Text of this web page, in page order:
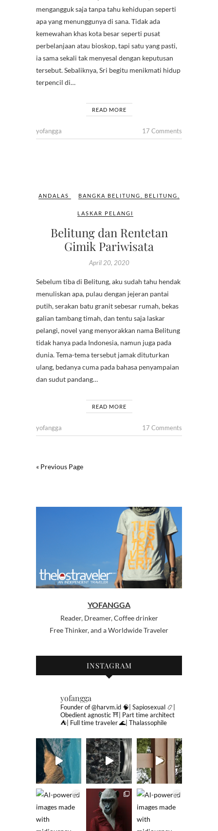
mengangguk saja tanpa tahu kehidupan seperti
apa yang menunggunya di sana. Tidak ada
kemewahan khas kota besar seperti pusat
perbelanjaan atau bioskop, tapi satu yang pasti,
ia sama sekali tak menyesal dengan keputusan
tersebut. Sebaliknya, Sri begitu menikmati hidup
terpencil di…
READ MORE
yofangga 17 Comments
ANDALAS BANGKA BELITUNG BELITUNG
LASKAR PELANGI
Belitung dan Rentetan
Gimik Pariwisata
April 20, 2020
Sebelum tiba di Belitung, aku sudah tahu hendak
menuliskan apa, pulau dengan jejeran pantai
putih, serakan batu granit sebesar rumah, bekas
galian tambang timah, dan tentu saja laskar
pelangi, novel yang menyorakkan nama Belitung
tidak hanya pada Indonesia, namun juga pada
dunia. Tema-tema tersebut jamak dituturkan
ulang, bedanya cuma pada bahasa penyampaian
dan sudut pandang…
READ MORE
yofangga 17 Comments
« Previous Page
YOFANGGA
Reader, Dreamer, Coffee drinker
Free Thinker, and a Worldwide Traveler
INSTAGRAM
yofangga
Founder of @harvm.id 🧠| Sapiosexual 📿|
Obedient agnostic⛩| Part time architect
⛺️| Full time traveler🌊| Thalassophile